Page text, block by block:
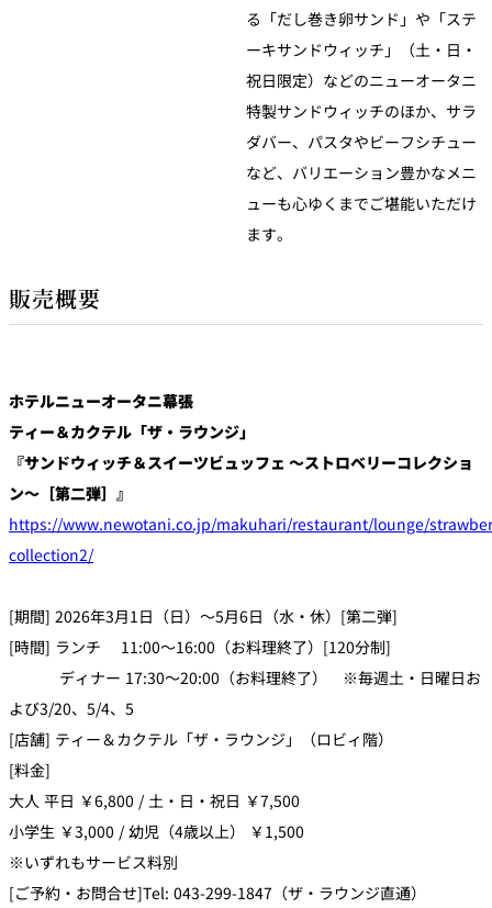
る「だし巻き卵サンド」や「ステ
ーキサンドウィッチ」（土・日・
祝日限定）などのニューオータニ
特製サンドウィッチのほか、サラ
ダバー、パスタやビーフシチュー
など、バリエーション豊かなメニ
ューも心ゆくまでご堪能いただけ
ます。
販売概要
ホテルニューオータニ幕張
ティー＆カクテル「ザ・ラウンジ」
『サンドウィッチ＆スイーツビュッフェ ～ストロベリーコレクショ
ン～［第二弾］』
https://www.newotani.co.jp/makuhari/restaurant/lounge/
collection2/
[期間] 2026年3月1日（日）～5月6日（水・休）[第二弾]
[時間] ランチ 11:00～16:00（お料理終了）[120分制]
ディナー 17:30～20:00（お料理終了） ※毎週土・日曜日お
よび3/20、5/4、5
[店舗] ティー＆カクテル「ザ・ラウンジ」（ロビィ階）
[料金]
大人 平日 ￥6,800 / 土・日・祝日 ￥7,500
小学生 ￥3,000 / 幼児（4歳以上） ￥1,500
※いずれもサービス料別
[ご予約・お問合せ]Tel: 043-299-1847（ザ・ラウンジ直通）